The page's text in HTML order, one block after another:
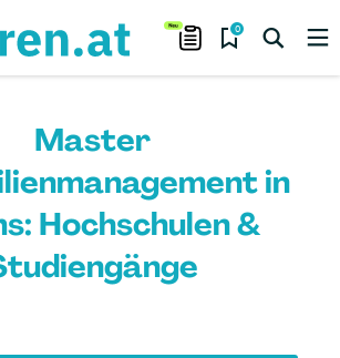
0
Master
in
Hochschulen &